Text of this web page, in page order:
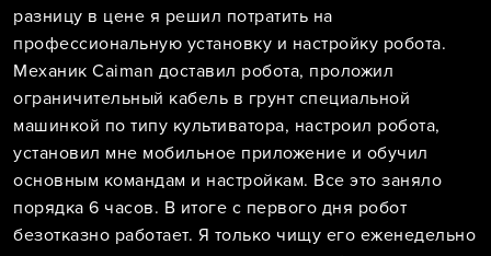
разницу в цене я решил потратить на
профессиональную установку и настройку робота.
Механик Caiman доставил робота, проложил
ограничительный кабель в грунт специальной
машинкой по типу культиватора, настроил робота,
установил мне мобильное приложение и обучил
основным командам и настройкам. Все это заняло
порядка 6 часов. В итоге с первого дня робот
безотказно работает. Я только чищу его еженедельно